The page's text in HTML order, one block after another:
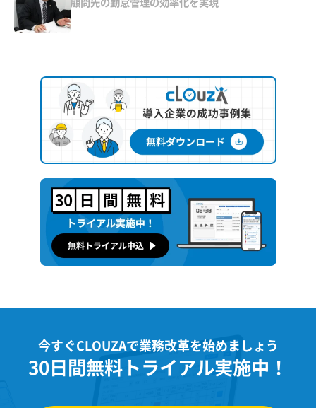
今すぐCLOUZAで業務改革を始めましょう
30日間無料トライアル実施中！